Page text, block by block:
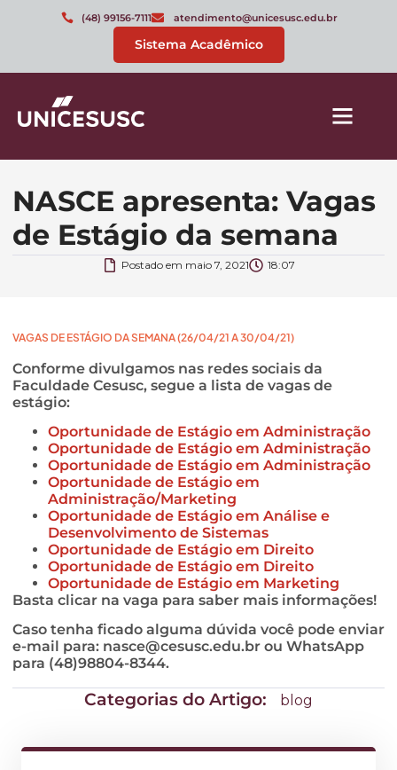
(48) 99156-7111 atendimento@unicesusc.edu.br
Sistema Acadêmico
NASCE apresenta: Vagas
de Estágio da semana
Postado em maio 7, 2021 18:07
VAGAS DE ESTÁGIO DA SEMANA (26/04/21 A 30/04/21)
Conforme divulgamos nas redes sociais da
Faculdade Cesusc, segue a lista de vagas de
estágio:
Oportunidade de Estágio em Administração
Oportunidade de Estágio em Administração
Oportunidade de Estágio em Administração
Oportunidade de Estágio em
Administração/Marketing
Oportunidade de Estágio em Análise e
Desenvolvimento de Sistemas
Oportunidade de Estágio em Direito
Oportunidade de Estágio em Direito
Oportunidade de Estágio em Marketing
Basta clicar na vaga para saber mais informações!
Caso tenha ficado alguma dúvida você pode enviar
e-mail para: nasce@cesusc.edu.br ou WhatsApp
para (48)98804-8344.
Categorias do Artigo: blog